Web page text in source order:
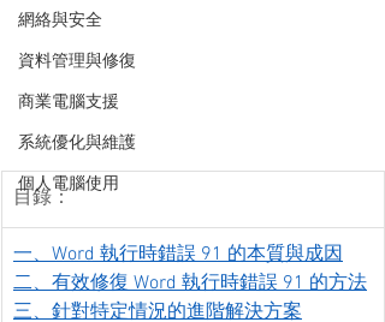
網絡與安全
資料管理與修復
商業電腦支援
系統優化與維護
個人電腦使用
目錄：
一、Word 執行時錯誤 91 的本質與成因
二、有效修復 Word 執行時錯誤 91 的方法
三、針對特定情況的進階解決方案